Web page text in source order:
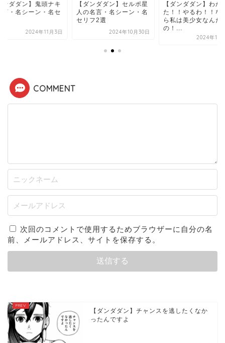
ンダダン】鬼頭ナキ
言・名シーン・名セ
2024年11月3日
【ダンダダン】セルポ星
人の名言・名シーン・名
セリフ2選
2024年10月30日
【ダンダダン】わか
た！！やるわ！！な
ら私は美少女なんだ
の！...
2024年10
COMMENT
次回のコメントで使用するためブラウザーに自分の名
前、メールアドレス、サイトを保存する。
【ダンダダン】チャンスを逃したくなか
ったんですよ